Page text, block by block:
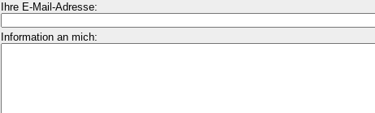
Ihre E-Mail-Adresse:
Information an mich: